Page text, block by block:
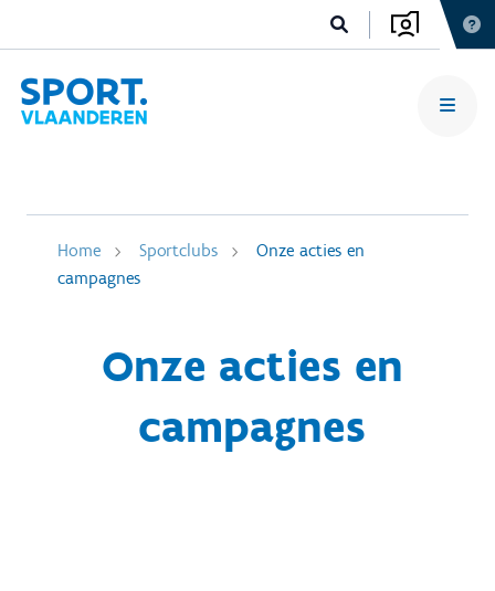
Home Sportclubs
Onze acties en
campagnes
Onze acties en
campagnes